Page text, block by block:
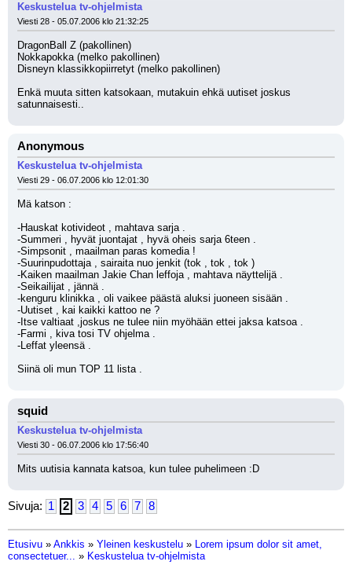
Keskustelua tv-ohjelmista
Viesti 28 - 05.07.2006 klo 21:32:25
DragonBall Z (pakollinen)
Nokkapokka (melko pakollinen)
Disneyn klassikkopiirretyt (melko pakollinen)
Enkä muuta sitten katsokaan, mutakuin ehkä uutiset joskus
satunnaisesti..
Anonymous
Keskustelua tv-ohjelmista
Viesti 29 - 06.07.2006 klo 12:01:30
Mä katson :
-Hauskat kotivideot , mahtava sarja .
-Summeri , hyvät juontajat , hyvä oheis sarja 6teen .
-Simpsonit , maailman paras komedia !
-Suurinpudottaja , sairaita nuo jenkit (tok , tok , tok )
-Kaiken maailman Jakie Chan leffoja , mahtava näyttelijä .
-Seikailijat , jännä .
-kenguru klinikka , oli vaikee päästä aluksi juoneen sisään .
-Uutiset , kai kaikki kattoo ne ?
-Itse valtiaat ,joskus ne tulee niin myöhään ettei jaksa katsoa .
-Farmi , kiva tosi TV ohjelma .
-Leffat yleensä .
Siinä oli mun TOP 11 lista .
squid
Keskustelua tv-ohjelmista
Viesti 30 - 06.07.2006 klo 17:56:40
Mits uutisia kannata katsoa, kun tulee puhelimeen :D
Sivuja: 1 2 3 4 5 6 7 8
Etusivu » Ankkis » Yleinen keskustelu » Lorem ipsum dolor sit amet,
consectetuer... » Keskustelua tv-ohjelmista